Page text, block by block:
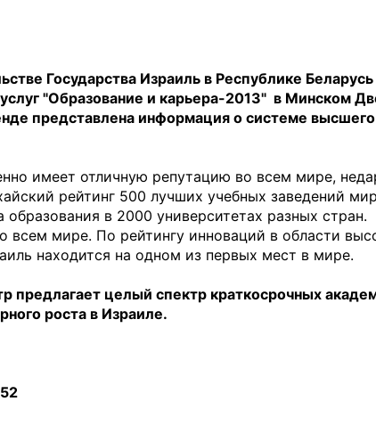
Государства Израиль в Республике
"Образование и карьера-2013" в Минском
представлена информация о системе высшего
имеет отличную репутацию во всем мире,
рейтинг 500 лучших учебных заведений
образования в 2000 университетах разных стран.
всем мире. По рейтингу инноваций в области
находится на одном из первых мест в мире.
предлагает целый спектр краткосрочных
роста в Израиле.